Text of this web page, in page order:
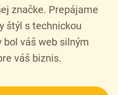
značke. Prepájame
štýl s technickou
bol váš web silným
váš biznis.